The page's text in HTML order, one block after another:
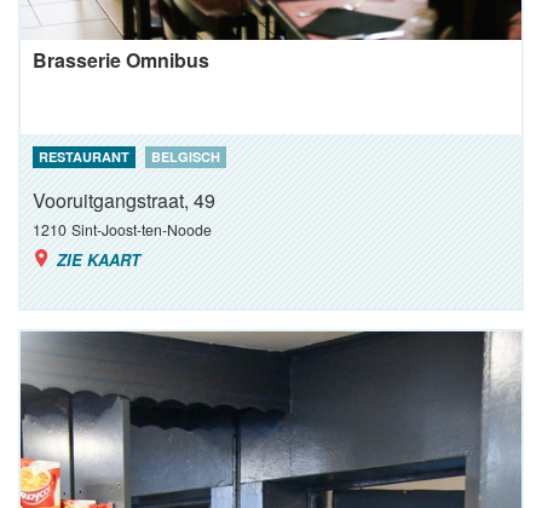
Brasserie Omnibus
RESTAURANT BELGISCH
Vooruitgangstraat, 49
1210 Sint-Joost-ten-Noode
ZIE KAART